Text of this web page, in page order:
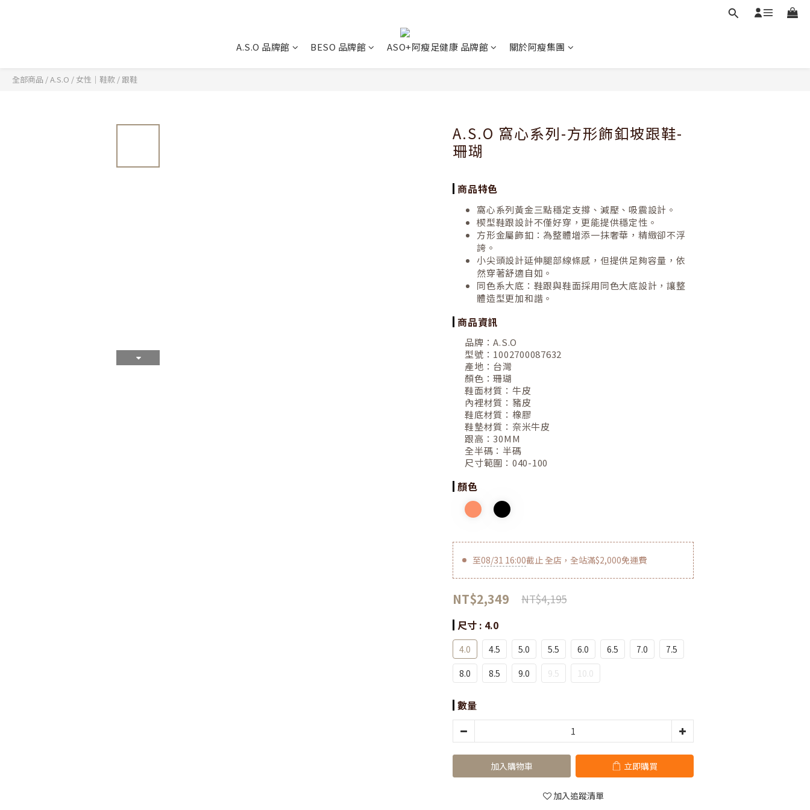
A.S.O 品牌館 BESO 品牌館 ASO+阿瘦足健康 品牌館 關於阿瘦集團
全部商品 /A.S.O / 女性｜鞋款 / 跟鞋
A.S.O 窩心系列-方形飾釦坡跟鞋-
珊瑚
商品特色
窩心系列黃金三點穩定支撐、減壓、吸震設計。
楔型鞋跟設計不僅好穿，更能提供穩定性。
方形金屬飾釦：為整體增添一抹奢華，精緻卻不浮
誇。
小尖頭設計延伸腿部線條感，但提供足夠容量，依
然穿著舒適自如。
同色系大底：鞋跟與鞋面採用同色大底設計，讓整
體造型更加和諧。
商品資訊
品牌：A.S.O
型號： 1002700087632
產地： 台灣
顏色：珊瑚
鞋面材質： 牛皮
內裡材質： 豬皮
鞋底材質： 橡膠
鞋墊材質： 奈米牛皮
跟高：30MM
全半碼： 半碼
尺寸範圍： 040-100
顏色
至08/31 16:00截止 全店，全站滿$2,000免運費
NT$2,349 NT$4,195
尺寸 : 4.0
4.0 4.5 5.0 5.5 6.0 6.5 7.0
7.5
8.0
8.5 9.0 9.5 10.0
數量
加入購物車 立即購買
加入追蹤清單